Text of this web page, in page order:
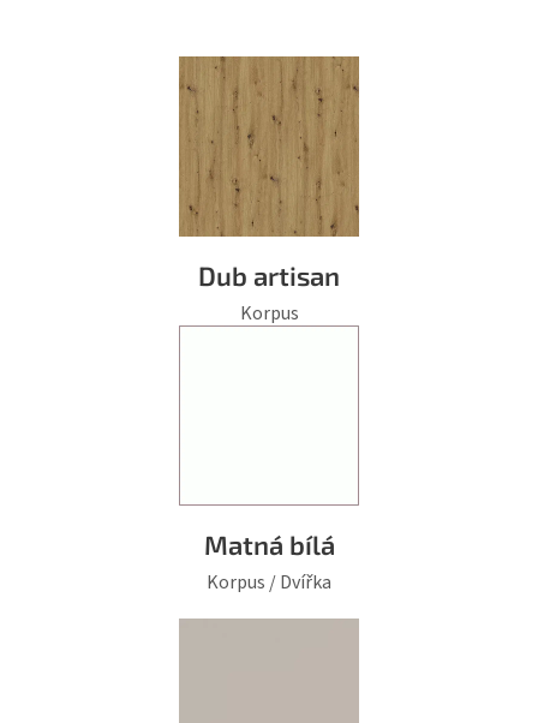
Dub artisan
Korpus
Matná bílá
Korpus / Dvířka